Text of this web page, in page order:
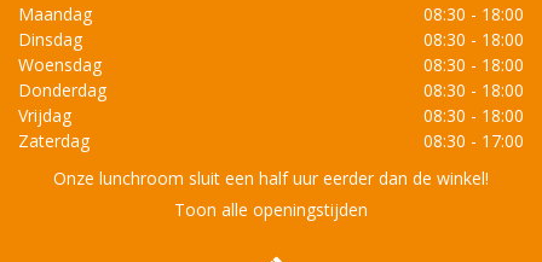
Maandag
08:30 - 18:00
Dinsdag
08:30 - 18:00
Woensdag
08:30 - 18:00
Donderdag
08:30 - 18:00
Vrijdag
08:30 - 18:00
Zaterdag
08:30 - 17:00
Onze lunchroom sluit een half uur eerder dan de winkel!
Toon alle openingstijden